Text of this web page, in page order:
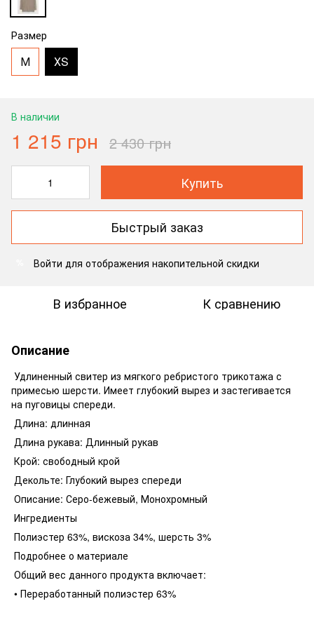
Размер
М ХS
В наличии
1 215 грн 2 430 грн
Купить
Быстрый заказ
Войти для отображения накопительной скидки
В избранное К сравнению
Описание
Удлиненный свитер из мягкого ребристого трикотажа с
примесью шерсти. Имеет глубокий вырез и застегивается
на пуговицы спереди.
Длина: длинная
Длина рукава: Длинный рукав
Крой: свободный крой
Декольте: Глубокий вырез спереди
Описание: Серо-бежевый, Монохромный
Ингредиенты
Полиэстер 63%, вискоза 34%, шерсть 3%
Подробнее о материале
Общий вес данного продукта включает:
• Переработанный полиэстер 63%